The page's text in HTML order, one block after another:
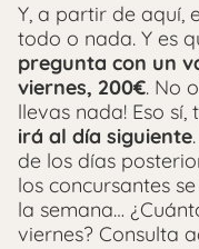
Y, a partir de aquí,
todo o nada. Y es
pregunta con un
viernes, 200€. No
llevas nada! Eso sí,
irá al día siguiente
de los días
los concursantes
la semana…
viernes? Consulta